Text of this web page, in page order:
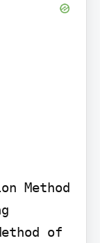
Method
of